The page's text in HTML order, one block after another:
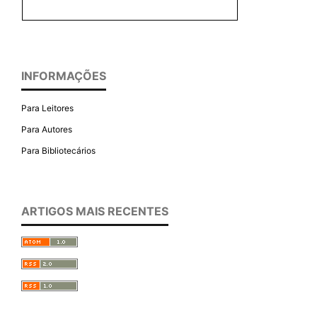
INFORMAÇÕES
Para Leitores
Para Autores
Para Bibliotecários
ARTIGOS MAIS RECENTES